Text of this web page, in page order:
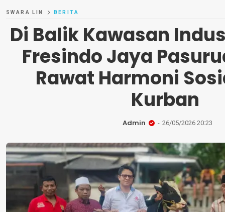
SWARA LIN BERITA
Di Balik Kawasan
Fresindo Jaya
Rawat Harmoni
Kurban
Admin 26/05/2026 20:23